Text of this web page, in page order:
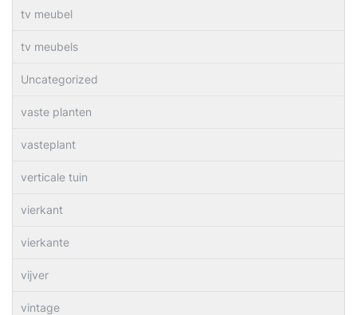
tv meubel
tv meubels
Uncategorized
vaste planten
vasteplant
verticale tuin
vierkant
vierkante
vijver
vintage